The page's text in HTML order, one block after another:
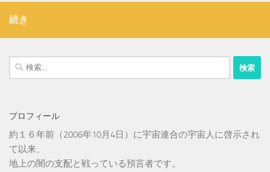
続き
検
索:
プロフィール
約１６年前（2006年10月4日）に宇宙連合の宇宙人に啓示され
て以来、
地上の闇の支配と戦っている預言者です。